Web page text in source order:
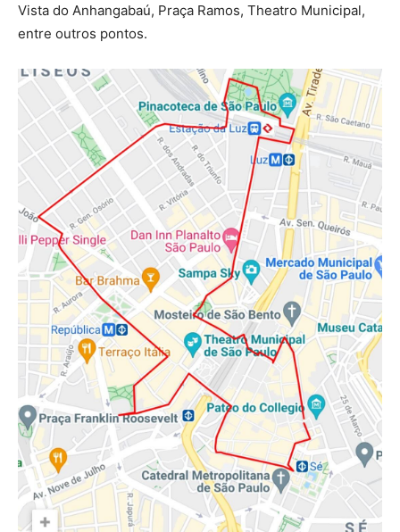
Vista do Anhangabaú, Praça Ramos, Theatro Municipal,
entre outros pontos.